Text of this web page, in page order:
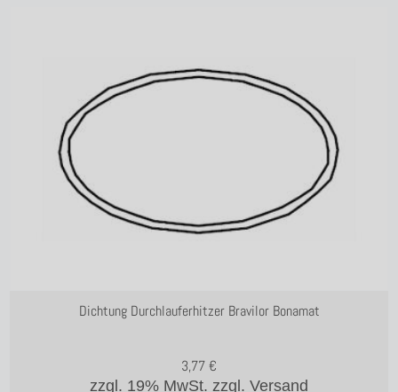
Dichtung Durchlauferhitzer Bravilor Bonamat
zzgl. 19% MwSt. zzgl. Versand
3,77€